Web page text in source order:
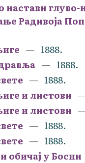
глуво-
Радивоја
1888.
1888.
1888.
и листови
и листови
1888.
1888.
обичај у Босни